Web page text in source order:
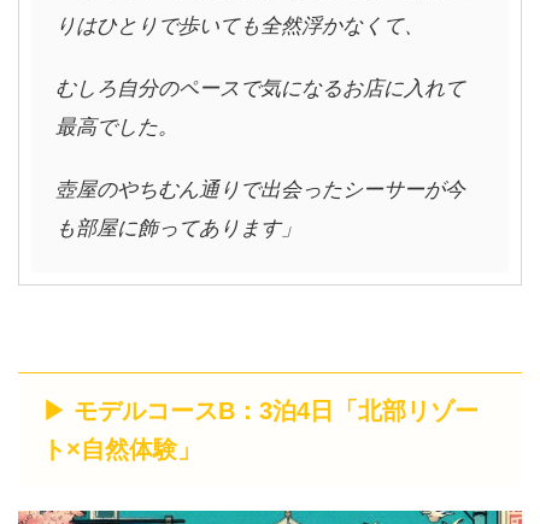
りはひとりで歩いても全然浮かなくて、
むしろ自分のペースで気になるお店に入れて
最高でした。
壺屋のやちむん通りで出会ったシーサーが今
も部屋に飾ってあります」
▶ モデルコースB：3泊4日「北部リゾー
ト×自然体験」